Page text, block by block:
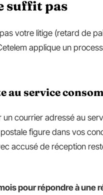
suffit pas
votre litige (retard de
applique un
au service
courrier adressé au
figure dans vos
accusé de réception
pour répondre à une